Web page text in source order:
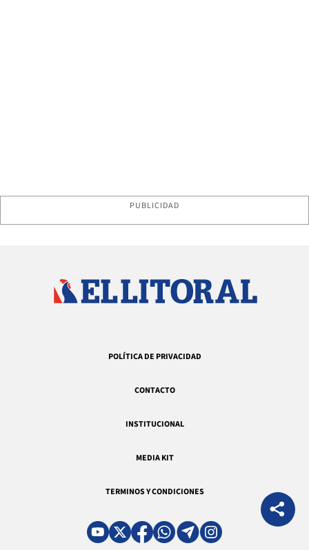
PUBLICIDAD
POLÍTICA DE PRIVACIDAD
CONTACTO
INSTITUCIONAL
MEDIA KIT
TERMINOS Y CONDICIONES